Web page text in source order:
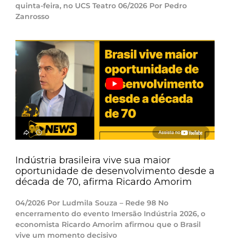
quinta-feira, no UCS Teatro 06/2026 Por Pedro
Zanrosso
Indústria brasileira vive sua maior
oportunidade de desenvolvimento desde a
década de 70, afirma Ricardo Amorim
04/2026 Por Ludmila Souza – Rede 98 No
encerramento do evento Imersão Indústria 2026, o
economista Ricardo Amorim afirmou que o Brasil
vive um momento decisivo